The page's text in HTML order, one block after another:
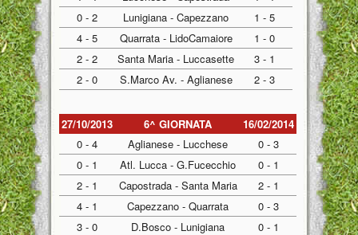
0 - 2
Lunigiana - Capezzano
1 - 5
4 - 5
Quarrata - LidoCamaiore
1 - 0
2 - 2
Santa Maria - Luccasette
3 - 1
2 - 0
S.Marco Av. - Aglianese 2 - 3
27/10/2013 6^ GIORNATA
16/02/2014
0 - 4
Aglianese - Lucchese
0 - 3
0 - 1
Atl. Lucca - G.Fucecchio
0 - 1
2 - 1
Capostrada - Santa Maria
2 - 1
4 - 1
Capezzano - Quarrata
0 - 3
3 - 0
D.Bosco - Lunigiana
0 - 1